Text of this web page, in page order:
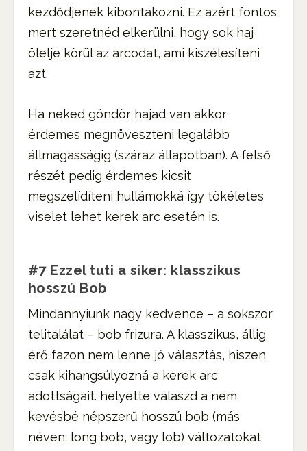
kezdődjenek kibontakozni. Ez azért fontos
mert szeretnéd elkerülni, hogy sok haj
ölelje körül az arcodat, ami kiszélesíteni
azt.
Ha neked göndör hajad van akkor
érdemes megnöveszteni legalább
állmagasságig (száraz állapotban). A felső
részét pedig érdemes kicsit
megszelídíteni hullámokká így tökéletes
viselet lehet kerek arc esetén is.
#7 Ezzel tuti a siker: klasszikus
hosszú Bob
Mindannyiunk nagy kedvence – a sokszor
telitalálat – bob frizura. A klasszikus, állig
érő fazon nem lenne jó választás, hiszen
csak kihangsúlyozná a kerek arc
adottságait. helyette válaszd a nem
kevésbé népszerű hosszú bob (más
néven: long bob, vagy lob) változatokat